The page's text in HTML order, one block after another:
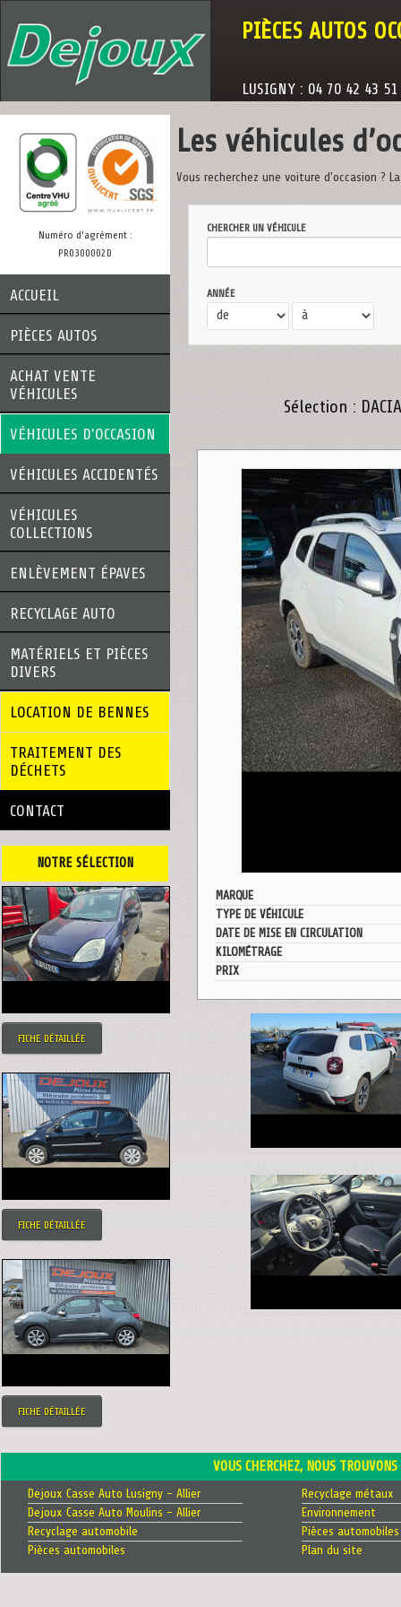
PIÈCES AUTOS
LUSIGNY : 04 70 42 43
Numéro d'agrément :
PR0300002D
ACCUEIL
PIÈCES AUTOS
ACHAT VENTE
VÉHICULES
VÉHICULES D'OCCASION
VÉHICULES ACCIDENTÉS
VÉHICULES
COLLECTIONS
ENLÈVEMENT ÉPAVES
RECYCLAGE AUTO
MATÉRIELS ET PIÈCES
DIVERS
LOCATION DE BENNES
TRAITEMENT DES
DÉCHETS
CONTACT
NOTRE SÉLECTION
FICHE DÉTAILLÉE
FICHE DÉTAILLÉE
FICHE DÉTAILLÉE
Les véhicules
Vous recherchez une voiture d’occasion ?
CHERCHER UN VÉHICULE
ANNÉE
Sélection :
MARQUE
TYPE DE VÉHICULE
DATE DE MISE EN CIRCULATION
KILOMÉTRAGE
PRIX
VOUS CHERCHEZ, NOUS TROUVONS
Dejoux Casse Auto Lusigny - Allier
Dejoux Casse Auto Moulins - Allier
Recyclage automobile
Pièces automobiles
Recyclage métaux
Environnement
Pièces
Plan du site